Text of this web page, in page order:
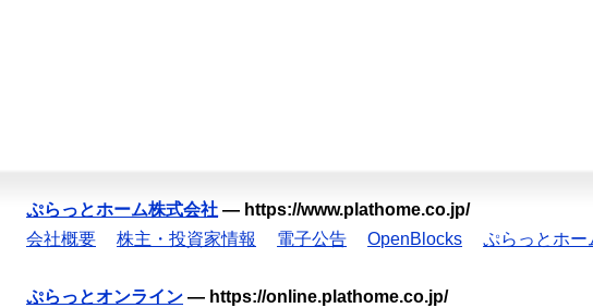
ぷらっとホーム株式会社 — https://www.plathome.co.jp/
会社概要
株主・投資家情報 電子公告 OpenBlocks ぷらっとホー
ぷらっとオンライン — https://online.plathome.co.jp/